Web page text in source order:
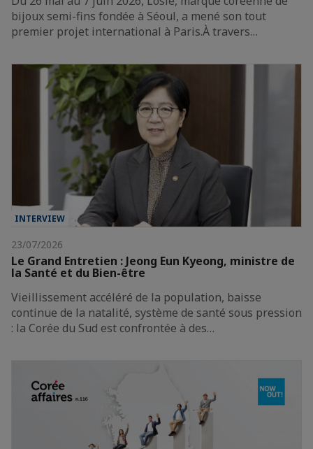
bijoux semi-fins fondée à Séoul, a mené son tout
premier projet international à Paris.À travers…
INTERVIEW
23/07/2026
Le Grand Entretien : Jeong Eun Kyeong, ministre de
la Santé et du Bien-être
Vieillissement accéléré de la population, baisse
continue de la natalité, système de santé sous pression
: la Corée du Sud est confrontée à des…